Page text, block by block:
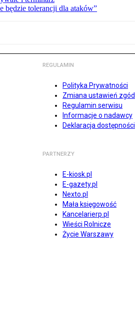
będzie tolerancji dla ataków”
REGULAMIN
Polityka Prywatności
Zmiana ustawień zgód
Regulamin serwisu
Informacje o nadawcy
Deklaracja dostępności
PARTNERZY
E-kiosk.pl
E-gazety.pl
Nexto.pl
Mała księgowość
Kancelarierp.pl
Wieści Rolnicze
Życie Warszawy